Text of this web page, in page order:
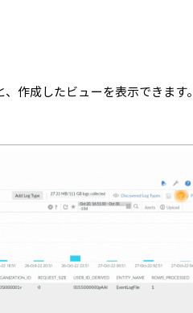
作成したビューを表示できます。